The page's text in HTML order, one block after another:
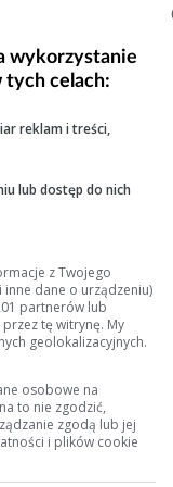
w razie
po czyszczeniu/
EGR (często
i sprawdzić,
i
chłodnicy
wewnętrzna
przewód
wykorzystanie
tych celach:
reklam i treści,
lub dostęp do nich
z Twojego
dane o urządzeniu)
partnerów lub
tę witrynę. My
geolokalizacyjnych.
osobowe na
to nie zgodzić,
zgodą lub jej
i plików cookie